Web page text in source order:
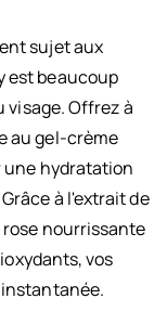
sujet aux
est beaucoup
visage. Offrez à
au gel-crème
une hydratation
à l'extrait de
nourrissante
vos